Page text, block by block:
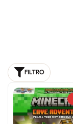
FILTRO